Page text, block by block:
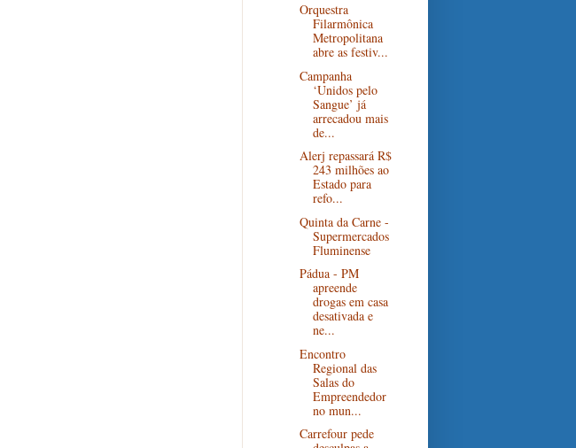
Orquestra
Filarmônica
Metropolitana
abre as festiv...
Campanha
‘Unidos pelo
Sangue’ já
arrecadou mais
de...
Alerj repassará R$
243 milhões ao
Estado para
refo...
Quinta da Carne -
Supermercados
Fluminense
Pádua - PM
apreende
drogas em casa
desativada e
ne...
Encontro
Regional das
Salas do
Empreendedor
no mun...
Carrefour pede